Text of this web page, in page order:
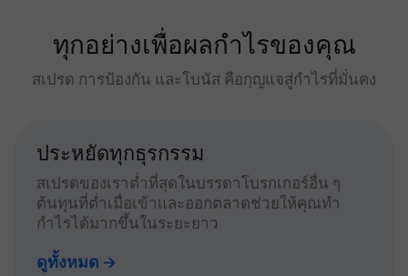
ทุกอย่างเพื่อผลกำไรของคุณ
สเปรด การป้องกัน และโบนัส คือกุญแจสู่กำไรที่มั่นคง
ประหยัดทุกธุรกรรม
สเปรดของเราต่ำที่สุดในบรรดาโบรกเกอร์อื่น ๆ
ต้นทุนที่ต่ำเมื่อเข้าและออกตลาดช่วยให้คุณทำ
กำไรได้มากขึ้นในระยะยาว
ดูทั้งหมด